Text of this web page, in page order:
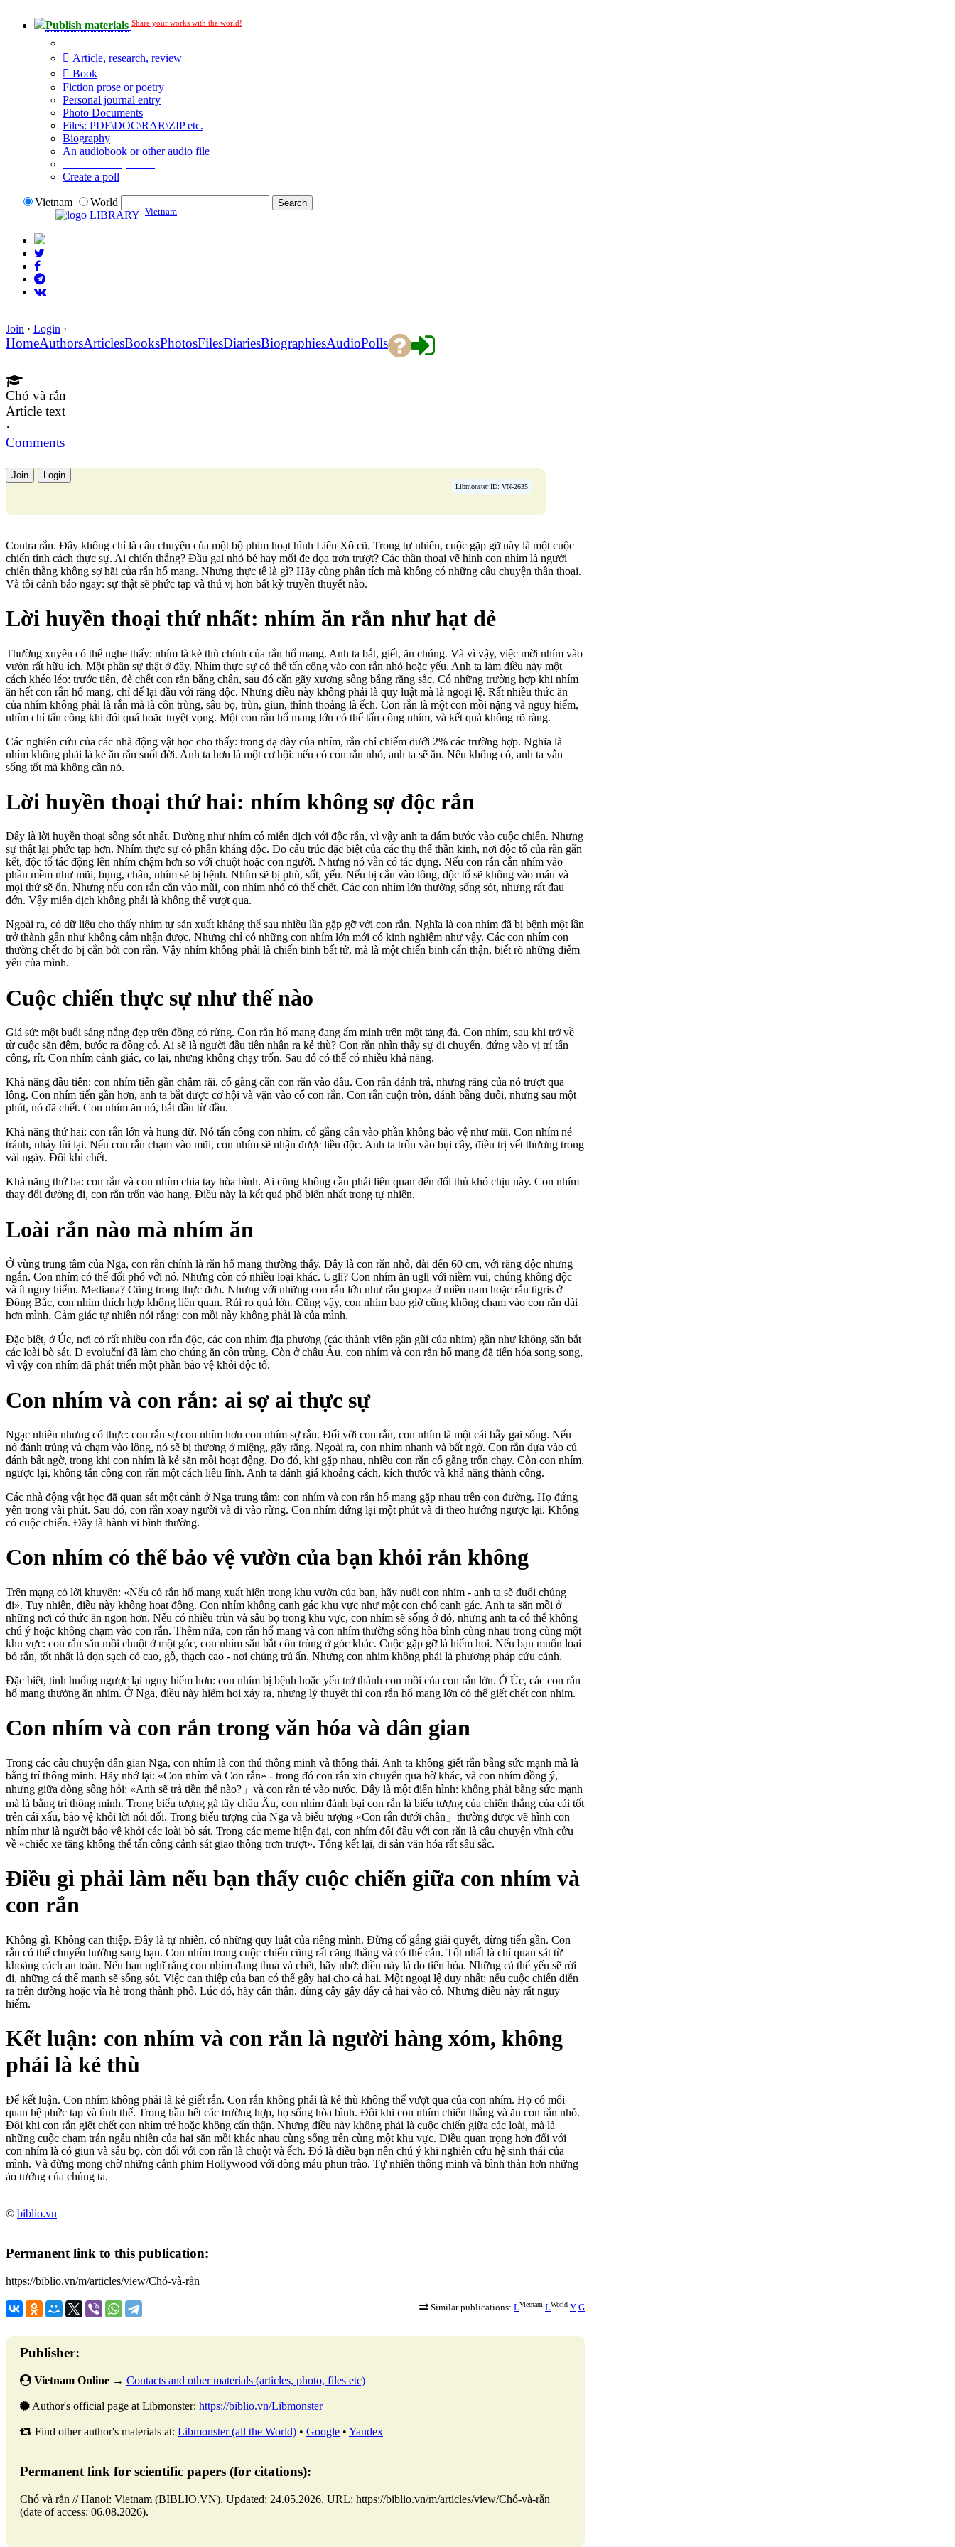
Publish materials Share your works with the world!
Article, research, review
Book
Fiction prose or poetry
Personal journal entry
Photo Documents
Files: PDF\DOC\RAR\ZIP etc.
Biography
An audiobook or other audio file
Create a poll
Vietnam
World
LIBRARY Vietnam
Join · Login ·
HomeAuthorsArticlesBooksPhotosFilesDiariesBiographiesAudioPolls
Chó và rắn
Article text
·
Comments
Join Login
Libmonster ID: VN-2635
Contra rắn. Đây không chỉ là câu chuyện của một bộ phim hoạt hình Liên Xô cũ. Trong tự nhiên, cuộc gặp gỡ này là một cuộc
chiến tính cách thực sự. Ai chiến thắng? Đầu gai nhỏ bé hay mối đe dọa trơn trượt? Các thần thoại vẽ hình con nhím là người
chiến thắng không sợ hãi của rắn hổ mang. Nhưng thực tế là gì? Hãy cùng phân tích mà không có những câu chuyện thần thoại.
Và tôi cảnh báo ngay: sự thật sẽ phức tạp và thú vị hơn bất kỳ truyền thuyết nào.
Lời huyền thoại thứ nhất: nhím ăn rắn như hạt dẻ
Thường xuyên có thể nghe thấy: nhím là kẻ thù chính của rắn hổ mang. Anh ta bắt, giết, ăn chúng. Và vì vậy, việc mời nhím vào
vườn rất hữu ích. Một phần sự thật ở đây. Nhím thực sự có thể tấn công vào con rắn nhỏ hoặc yếu. Anh ta làm điều này một
cách khéo léo: trước tiên, đè chết con rắn bằng chân, sau đó cắn gãy xương sống bằng răng sắc. Có những trường hợp khi nhím
ăn hết con rắn hổ mang, chỉ để lại đầu với răng độc. Nhưng điều này không phải là quy luật mà là ngoại lệ. Rất nhiều thức ăn
của nhím không phải là rắn mà là côn trùng, sâu bọ, trùn, giun, thỉnh thoảng là ếch. Con rắn là một con mồi nặng và nguy hiểm,
nhím chỉ tấn công khi đói quá hoặc tuyệt vọng. Một con rắn hổ mang lớn có thể tấn công nhím, và kết quả không rõ ràng.
Các nghiên cứu của các nhà động vật học cho thấy: trong dạ dày của nhím, rắn chỉ chiếm dưới 2% các trường hợp. Nghĩa là
nhím không phải là kẻ ăn rắn suốt đời. Anh ta hơn là một cơ hội: nếu có con rắn nhỏ, anh ta sẽ ăn. Nếu không có, anh ta vẫn
sống tốt mà không cần nó.
Lời huyền thoại thứ hai: nhím không sợ độc rắn
Đây là lời huyền thoại sống sót nhất. Dường như nhím có miễn dịch với độc rắn, vì vậy anh ta dám bước vào cuộc chiến. Nhưng
sự thật lại phức tạp hơn. Nhím thực sự có phần kháng độc. Do cấu trúc đặc biệt của các thụ thể thần kinh, nơi độc tố của rắn gắn
kết, độc tố tác động lên nhím chậm hơn so với chuột hoặc con người. Nhưng nó vẫn có tác dụng. Nếu con rắn cắn nhím vào
phần mềm như mũi, bụng, chân, nhím sẽ bị bệnh. Nhím sẽ bị phù, sốt, yếu. Nếu bị cắn vào lông, độc tố sẽ không vào máu và
mọi thứ sẽ ổn. Nhưng nếu con rắn cắn vào mũi, con nhím nhỏ có thể chết. Các con nhím lớn thường sống sót, nhưng rất đau
đớn. Vậy miễn dịch không phải là không thể vượt qua.
Ngoài ra, có dữ liệu cho thấy nhím tự sản xuất kháng thể sau nhiều lần gặp gỡ với con rắn. Nghĩa là con nhím đã bị bệnh một lần
trở thành gần như không cảm nhận được. Nhưng chỉ có những con nhím lớn mới có kinh nghiệm như vậy. Các con nhím con
thường chết do bị cắn bởi con rắn. Vậy nhím không phải là chiến binh bất tử, mà là một chiến binh cẩn thận, biết rõ những điểm
yếu của mình.
Cuộc chiến thực sự như thế nào
Giả sử: một buổi sáng nắng đẹp trên đồng cỏ rừng. Con rắn hổ mang đang ấm mình trên một tảng đá. Con nhím, sau khi trở về
từ cuộc săn đêm, bước ra đồng cỏ. Ai sẽ là người đầu tiên nhận ra kẻ thù? Con rắn nhìn thấy sự di chuyển, đứng vào vị trí tấn
công, rít. Con nhím cảnh giác, co lại, nhưng không chạy trốn. Sau đó có thể có nhiều khả năng.
Khả năng đầu tiên: con nhím tiến gần chậm rãi, cố gắng cắn con rắn vào đầu. Con rắn đánh trả, nhưng răng của nó trượt qua
lông. Con nhím tiến gần hơn, anh ta bắt được cơ hội và vặn vào cổ con rắn. Con rắn cuộn tròn, đánh bằng đuôi, nhưng sau một
phút, nó đã chết. Con nhím ăn nó, bắt đầu từ đầu.
Khả năng thứ hai: con rắn lớn và hung dữ. Nó tấn công con nhím, cố gắng cắn vào phần không bảo vệ như mũi. Con nhím né
tránh, nhảy lùi lại. Nếu con rắn chạm vào mũi, con nhím sẽ nhận được liều độc. Anh ta trốn vào bụi cây, điều trị vết thương trong
vài ngày. Đôi khi chết.
Khả năng thứ ba: con rắn và con nhím chia tay hòa bình. Ai cũng không cần phải liên quan đến đối thủ khó chịu này. Con nhím
thay đổi đường đi, con rắn trốn vào hang. Điều này là kết quả phổ biến nhất trong tự nhiên.
Loài rắn nào mà nhím ăn
Ở vùng trung tâm của Nga, con rắn chính là rắn hổ mang thường thấy. Đây là con rắn nhỏ, dài đến 60 cm, với răng độc nhưng
ngắn. Con nhím có thể đối phó với nó. Nhưng còn có nhiều loại khác. Ugli? Con nhím ăn ugli với niềm vui, chúng không độc
và ít nguy hiểm. Mediana? Cũng trong thực đơn. Nhưng với những con rắn lớn như rắn gюрza ở miền nam hoặc rắn tigris ở
Đông Bắc, con nhím thích hợp không liên quan. Rủi ro quá lớn. Cũng vậy, con nhím bao giờ cũng không chạm vào con rắn dài
hơn mình. Cảm giác tự nhiên nói rằng: con mồi này không phải là của mình.
Đặc biệt, ở Úc, nơi có rất nhiều con rắn độc, các con nhím địa phương (các thành viên gần gũi của nhím) gần như không săn bắt
các loài bò sát. Đ evoluční đã làm cho chúng ăn côn trùng. Còn ở châu Âu, con nhím và con rắn hổ mang đã tiến hóa song song,
vì vậy con nhím đã phát triển một phần bảo vệ khỏi độc tố.
Con nhím và con rắn: ai sợ ai thực sự
Ngạc nhiên nhưng có thực: con rắn sợ con nhím hơn con nhím sợ rắn. Đối với con rắn, con nhím là một cái bẫy gai sống. Nếu
nó đánh trúng và chạm vào lông, nó sẽ bị thương ở miệng, gãy răng. Ngoài ra, con nhím nhanh và bất ngờ. Con rắn dựa vào cú
đánh bất ngờ, trong khi con nhím là kẻ săn mồi hoạt động. Do đó, khi gặp nhau, nhiều con rắn cố gắng trốn chạy. Còn con nhím,
ngược lại, không tấn công con rắn một cách liều lĩnh. Anh ta đánh giá khoảng cách, kích thước và khả năng thành công.
Các nhà động vật học đã quan sát một cảnh ở Nga trung tâm: con nhím và con rắn hổ mang gặp nhau trên con đường. Họ đứng
yên trong vài phút. Sau đó, con rắn xoay người và đi vào rừng. Con nhím đứng lại một phút và đi theo hướng ngược lại. Không
có cuộc chiến. Đây là hành vi bình thường.
Con nhím có thể bảo vệ vườn của bạn khỏi rắn không
Trên mạng có lời khuyên: «Nếu có rắn hổ mang xuất hiện trong khu vườn của bạn, hãy nuôi con nhím - anh ta sẽ đuổi chúng
đi». Tuy nhiên, điều này không hoạt động. Con nhím không canh gác khu vực như một con chó canh gác. Anh ta săn mồi ở
những nơi có thức ăn ngon hơn. Nếu có nhiều trùn và sâu bọ trong khu vực, con nhím sẽ sống ở đó, nhưng anh ta có thể không
chú ý hoặc không chạm vào con rắn. Thêm nữa, con rắn hổ mang và con nhím thường sống hòa bình cùng nhau trong cùng một
khu vực: con rắn săn mồi chuột ở một góc, con nhím săn bắt côn trùng ở góc khác. Cuộc gặp gỡ là hiếm hoi. Nếu bạn muốn loại
bỏ rắn, tốt nhất là dọn sạch cỏ cao, gỗ, thạch cao - nơi chúng trú ẩn. Nhưng con nhím không phải là phương pháp cứu cánh.
Đặc biệt, tình huống ngược lại nguy hiểm hơn: con nhím bị bệnh hoặc yếu trở thành con mồi của con rắn lớn. Ở Úc, các con rắn
hổ mang thường ăn nhím. Ở Nga, điều này hiếm hoi xảy ra, nhưng lý thuyết thì con rắn hổ mang lớn có thể giết chết con nhím.
Con nhím và con rắn trong văn hóa và dân gian
Trong các câu chuyện dân gian Nga, con nhím là con thú thông minh và thông thái. Anh ta không giết rắn bằng sức mạnh mà là
bằng trí thông minh. Hãy nhớ lại: «Con nhím và Con rắn» - trong đó con rắn xin chuyển qua bờ khác, và con nhím đồng ý,
nhưng giữa dòng sông hỏi: «Anh sẽ trả tiền thế nào?」và con rắn té vào nước. Đây là một điển hình: không phải bằng sức mạnh
mà là bằng trí thông minh. Trong biểu tượng gà tây châu Âu, con nhím đánh bại con rắn là biểu tượng của chiến thắng của cái tốt
trên cái xấu, bảo vệ khỏi lời nói dối. Trong biểu tượng của Nga và biểu tượng «Con rắn dưới chân」thường được vẽ hình con
nhím như là người bảo vệ khỏi các loài bò sát. Trong các meme hiện đại, con nhím đối đầu với con rắn là câu chuyện vĩnh cửu
về «chiếc xe tăng không thể tấn công cảnh sát giao thông trơn trượt». Tổng kết lại, di sản văn hóa rất sâu sắc.
Điều gì phải làm nếu bạn thấy cuộc chiến giữa con nhím và
con rắn
Không gì. Không can thiệp. Đây là tự nhiên, có những quy luật của riêng mình. Đừng cố gắng giải quyết, đừng tiến gần. Con
rắn có thể chuyển hướng sang bạn. Con nhím trong cuộc chiến cũng rất căng thẳng và có thể cắn. Tốt nhất là chỉ quan sát từ
khoảng cách an toàn. Nếu bạn nghĩ rằng con nhím đang thua và chết, hãy nhớ: điều này là do tiến hóa. Những cá thể yếu sẽ rời
đi, những cá thể mạnh sẽ sống sót. Việc can thiệp của bạn có thể gây hại cho cả hai. Một ngoại lệ duy nhất: nếu cuộc chiến diễn
ra trên đường hoặc vỉa hè trong thành phố. Lúc đó, hãy cẩn thận, dùng cây gậy đẩy cả hai vào cỏ. Nhưng điều này rất nguy
hiểm.
Kết luận: con nhím và con rắn là người hàng xóm, không
phải là kẻ thù
Để kết luận. Con nhím không phải là kẻ giết rắn. Con rắn không phải là kẻ thù không thể vượt qua của con nhím. Họ có mối
quan hệ phức tạp và tình thế. Trong hầu hết các trường hợp, họ sống hòa bình. Đôi khi con nhím chiến thắng và ăn con rắn nhỏ.
Đôi khi con rắn giết chết con nhím trẻ hoặc không cẩn thận. Nhưng điều này không phải là cuộc chiến giữa các loài, mà là
những cuộc chạm trán ngẫu nhiên của hai săn mồi khác nhau cùng sống trên cùng một khu vực. Điều quan trọng hơn đối với
con nhím là có giun và sâu bọ, còn đối với con rắn là chuột và ếch. Đó là điều bạn nên chú ý khi nghiên cứu hệ sinh thái của
mình. Và đừng mong chờ những cảnh phim Hollywood với dòng máu phun trào. Tự nhiên thông minh và bình thản hơn những
ảo tưởng của chúng ta.
© biblio.vn
Permanent link to this publication:
https://biblio.vn/m/articles/view/Chó-và-rắn
Similar publications: LVietnam LWorld Y G
Publisher:
Vietnam Online → Contacts and other materials (articles, photo, files etc)
Author's official page at Libmonster: https://biblio.vn/Libmonster
Find other author's materials at: Libmonster (all the World) • Google • Yandex
Permanent link for scientific papers (for citations):
Chó và rắn // Hanoi: Vietnam (BIBLIO.VN). Updated: 24.05.2026. URL: https://biblio.vn/m/articles/view/Chó-và-rắn
(date of access: 06.08.2026).